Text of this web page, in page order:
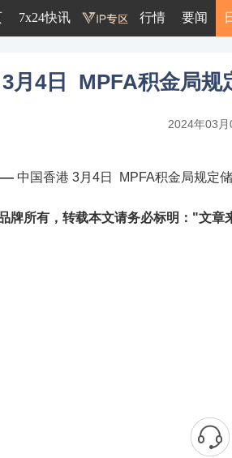
7x24快讯 行情 要闻
3月4日 MPFA积金局
2024年03
中国香港 3月4日 MPFA积金局规
牌所有，转载本文请务必标明："文章